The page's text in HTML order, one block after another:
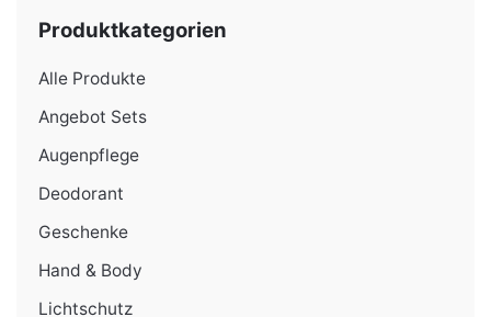
Produktkategorien
Alle Produkte
Angebot Sets
Augenpflege
Deodorant
Geschenke
Hand & Body
Lichtschutz